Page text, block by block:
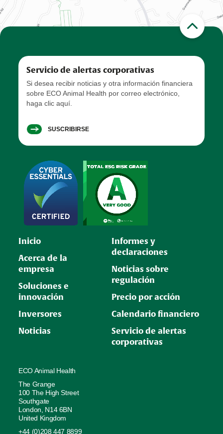
Servicio de alertas corporativas
Si desea recibir noticias y otra información financiera
sobre ECO Animal Health por correo electrónico,
haga clic aquí.
SUSCRIBIRSE
Inicio
Acerca de la
empresa
Soluciones e
innovación
Inversores
Noticias
Informes y
declaraciones
Noticias sobre
regulación
Precio por acción
Calendario financiero
Servicio de alertas
corporativas
ECO Animal Health
The Grange
100 The High Street
Southgate
London, N14 6BN
United Kingdom
+44 (0)208 447 8899